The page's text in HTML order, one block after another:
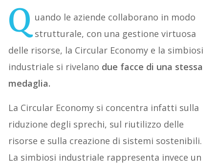
Q uando le aziende collaborano in modo
strutturale, con una gestione virtuosa
delle risorse, la Circular Economy e la simbiosi
industriale si rivelano due facce di una stessa
medaglia.
La Circular Economy si concentra infatti sulla
riduzione degli sprechi, sul riutilizzo delle
risorse e sulla creazione di sistemi sostenibili.
La simbiosi industriale rappresenta invece un